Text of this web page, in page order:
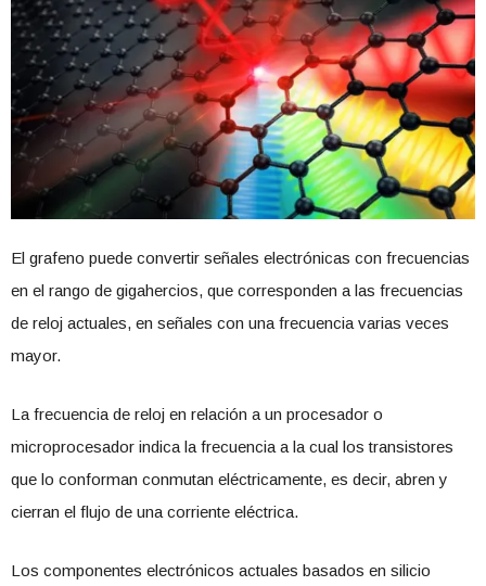
El grafeno puede convertir señales electrónicas con frecuencias
en el rango de gigahercios, que corresponden a las frecuencias
de reloj actuales, en señales con una frecuencia varias veces
mayor.
La frecuencia de reloj en relación a un procesador o
microprocesador indica la frecuencia a la cual los transistores
que lo conforman conmutan eléctricamente, es decir, abren y
cierran el flujo de una corriente eléctrica.
Los componentes electrónicos actuales basados en silicio